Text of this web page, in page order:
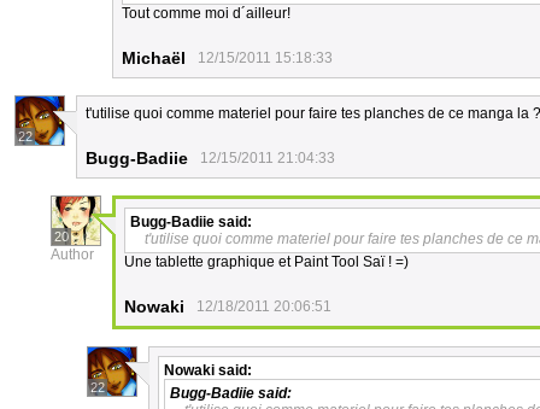
Tout comme moi d´ailleur!
Michaël 12/15/2011 15:18:33
22
t'utilise quoi comme materiel pour faire tes planches de ce manga la ?
Bugg-Badiie 12/15/2011 21:04:33
20
Author
Bugg-Badiie said:
t'utilise quoi comme materiel pour faire tes planches de ce
Une tablette graphique et Paint Tool Saï ! =)
Nowaki 12/18/2011 20:06:51
22
Nowaki said:
Bugg-Badiie said: